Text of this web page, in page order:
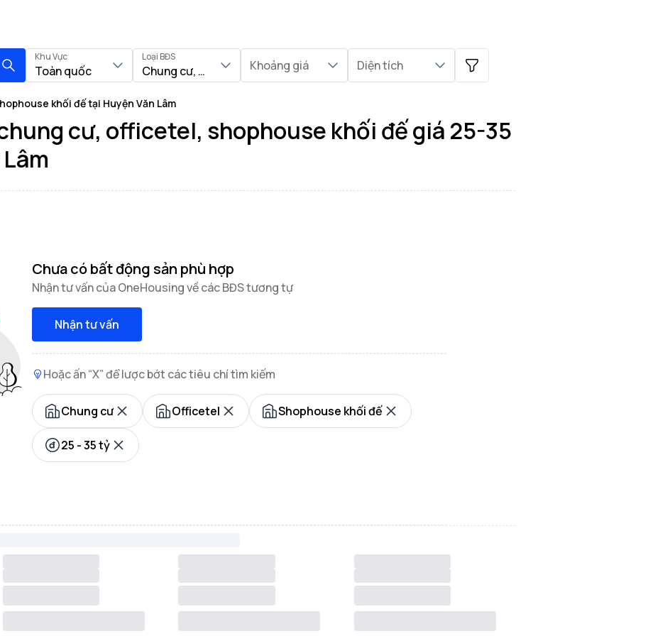
Khu Vực
Toàn quốc
Loại BĐS
Chung cư, Officetel, Shophouse khối đế
Khoảng giá Diện tích
khối đế tại Huyện Văn Lâm
cư, officetel, shophouse khối đế giá 25-35
Chưa có bất động sản phù hợp
Nhận tư vấn của OneHousing về các BĐS tương tự
Nhận tư vấn
Hoặc ấn “X” để lược bớt các tiêu chí tìm kiếm
Chung cư Officetel Shophouse khối đế
25 - 35 tỷ